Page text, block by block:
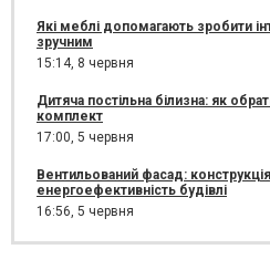
Які меблі допомагають зробити
зручним
15:14, 8 червня
Дитяча постільна білизна: як
комплект
17:00, 5 червня
Вентильований фасад:
енергоефективність будівлі
16:56, 5 червня